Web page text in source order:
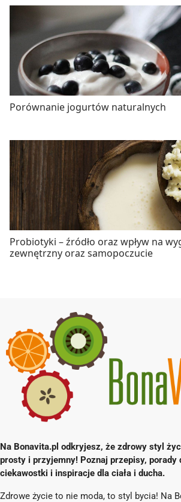
Porównanie jogurtów naturalnych
Probiotyki – źródło oraz wpływ na
zewnętrzny oraz samopoczucie
Na Bonavita.pl odkryjesz, że zdrowy styl
prosty i przyjemny! Poznaj przepisy, porady
ciekawostki i inspiracje dla ciała i ducha.
Zdrowe życie to nie moda, to styl bycia! Na